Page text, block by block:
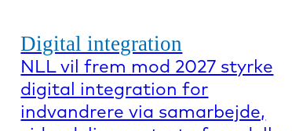
Digital integration
NLL vil frem mod 2027 styrke
digital integration for
indvandrere via samarbejde,